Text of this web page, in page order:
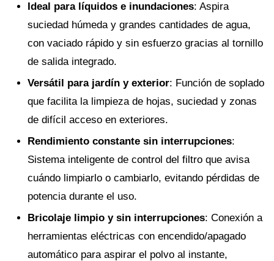
Ideal para líquidos e inundaciones: Aspira
suciedad húmeda y grandes cantidades de agua,
con vaciado rápido y sin esfuerzo gracias al tornillo
de salida integrado.
Versátil para jardín y exterior: Función de soplado
que facilita la limpieza de hojas, suciedad y zonas
de difícil acceso en exteriores.
Rendimiento constante sin interrupciones:
Sistema inteligente de control del filtro que avisa
cuándo limpiarlo o cambiarlo, evitando pérdidas de
potencia durante el uso.
Bricolaje limpio y sin interrupciones: Conexión a
herramientas eléctricas con encendido/apagado
automático para aspirar el polvo al instante,